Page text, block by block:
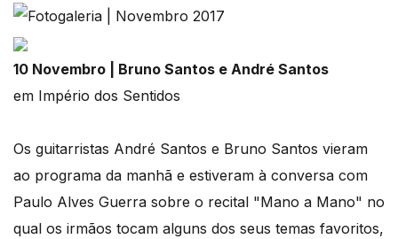
10 Novembro | Bruno Santos e André Santos
em Império dos Sentidos
Os guitarristas André Santos e Bruno Santos vieram
ao programa da manhã e estiveram à conversa com
Paulo Alves Guerra sobre o recital "Mano a Mano" no
qual os irmãos tocam alguns dos seus temas favoritos,